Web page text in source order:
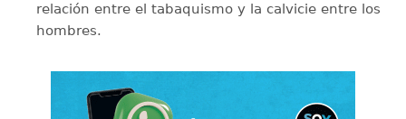
relación entre el tabaquismo y la calvicie entre los
hombres.